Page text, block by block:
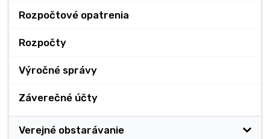
Rozpočtové opatrenia
Rozpočty
Výročné správy
Záverečné účty
Verejné obstarávanie